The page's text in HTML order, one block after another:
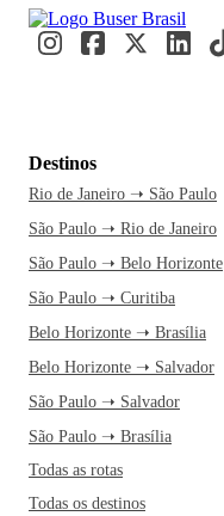
Destinos
Rio de Janeiro ➝ São Paulo
São Paulo ➝ Rio de Janeiro
São Paulo ➝ Belo Horizonte
São Paulo ➝ Curitiba
Belo Horizonte ➝ Brasília
Belo Horizonte ➝ Salvador
São Paulo ➝ Salvador
São Paulo ➝ Brasília
Todas as rotas
Todas os destinos